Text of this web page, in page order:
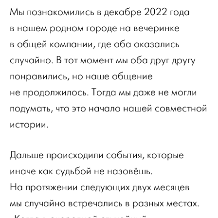
Мы познакомились в декабре 2022 года
в нашем родном городе на вечеринке
в общей компании, где оба оказались
случайно. В тот момент мы оба друг другу
понравились, но наше общение
не продолжилось. Тогда мы даже не могли
подумать, что это начало нашей совместной
истории.
Дальше происходили события, которые
иначе как судьбой не назовёшь.
На протяжении следующих двух месяцев
мы случайно встречались в разных местах.